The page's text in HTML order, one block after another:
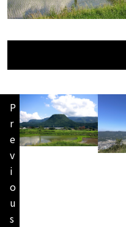
P
r
e
v
i
o
u
s